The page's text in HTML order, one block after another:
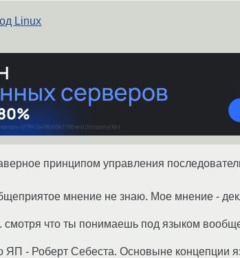
Linux
принципом управления
мнение не знаю. Мое мнение -
смотря что ты понимаешь под языком
ЯП - Роберт Себеста. Основыне концепции